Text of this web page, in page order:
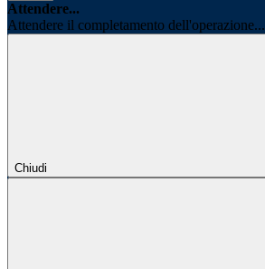
Attendere...
Attendere il completamento dell'operazione...
Chiudi